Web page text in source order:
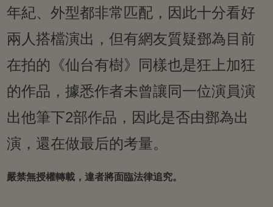
年紀、外型都非常匹配，因此十分看好
兩人搭檔演出，但有網友質疑鄧為目前
在拍的《仙台有樹》同樣也是狂上加狂
的作品，據悉作者未曾讓同一位演員演
出他筆下2部作品，因此是否由鄧為出
演，還在做最后的考量。
嚴禁無授權轉載，違者將面臨法律追究。